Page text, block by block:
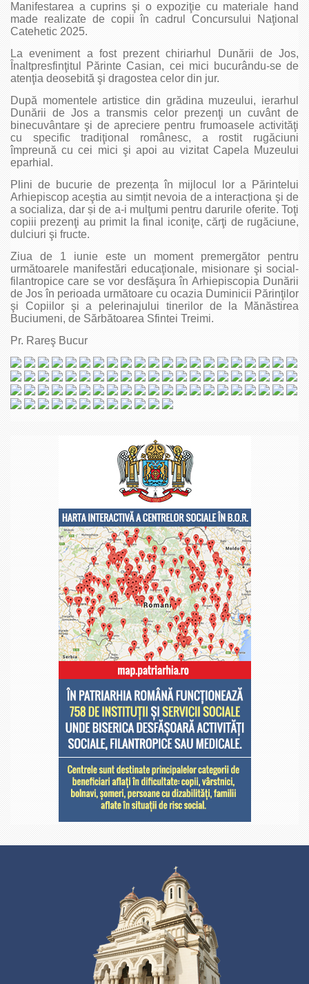
Manifestarea a cuprins şi o expoziţie cu materiale hand
made realizate de copii în cadrul Concursului Naţional
Catehetic 2025.
La eveniment a fost prezent chiriarhul Dunării de Jos,
Înaltpresfinţitul Părinte Casian, cei mici bucurându-se de
atenţia deosebită şi dragostea celor din jur.
După momentele artistice din grădina muzeului, ierarhul
Dunării de Jos a transmis celor prezenţi un cuvânt de
binecuvântare şi de apreciere pentru frumoasele activităţi
cu specific tradiţional românesc, a rostit rugăciuni
împreună cu cei mici şi apoi au vizitat Capela Muzeului
eparhial.
Plini de bucurie de prezența în mijlocul lor a Părintelui
Arhiepiscop aceştia au simțit nevoia de a interacționa şi de
a socializa, dar și de a-i mulţumi pentru darurile oferite. Toţi
copiii prezenţi au primit la final iconiţe, cărţi de rugăciune,
dulciuri şi fructe.
Ziua de 1 iunie este un moment premergător pentru
următoarele manifestări educaţionale, misionare şi social-
filantropice care se vor desfăşura în Arhiepiscopia Dunării
de Jos în perioada următoare cu ocazia Duminicii Părinţilor
şi Copiilor şi a pelerinajului tinerilor de la Mănăstirea
Buciumeni, de Sărbătoarea Sfintei Treimi.
Pr. Rareş Bucur